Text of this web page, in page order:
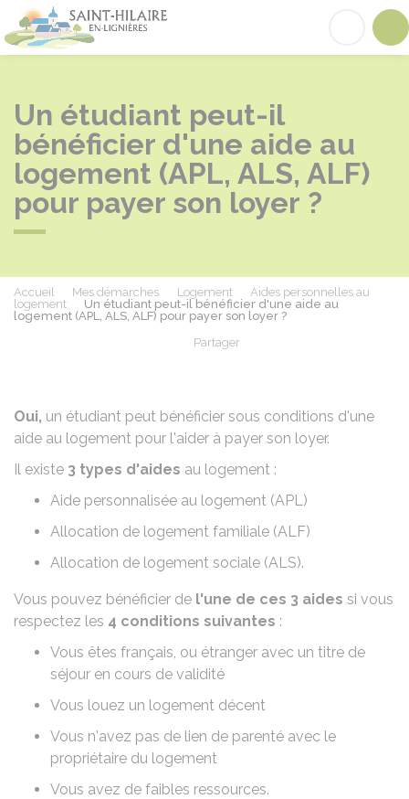
Saint-Hilaire-en-Lignières
Un étudiant peut-il
bénéficier d'une aide au
logement (APL, ALS, ALF)
pour payer son loyer ?
Accueil Mes démarches Logement
Aides personnelles au
logement
Un étudiant peut-il bénéficier d'une aide au
logement (APL, ALS, ALF) pour payer son loyer ?
Partager
Oui, un étudiant peut bénéficier sous conditions d'une
aide au logement pour l'aider à payer son loyer.
Il existe 3 types d'aides au logement :
Aide personnalisée au logement (APL)
Allocation de logement familiale (ALF)
Allocation de logement sociale (ALS).
Vous pouvez bénéficier de l'une de ces 3 aides si vous
respectez les 4 conditions suivantes :
Vous êtes français, ou étranger avec un titre de
séjour en cours de validité
Vous louez un logement décent
Vous n'avez pas de lien de parenté avec le
propriétaire du logement
Vous avez de faibles ressources.